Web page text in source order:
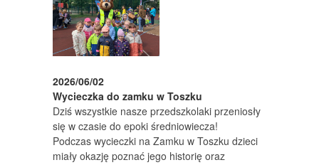
2026/06/02
Wycieczka do zamku w Toszku
Dziś wszystkie nasze przedszkolaki przeniosły
się w czasie do epoki średniowiecza!
Podczas wycieczki na Zamku w Toszku dzieci
miały okazję poznać jego historię oraz